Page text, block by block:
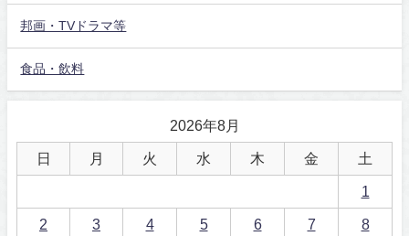
邦画・TVドラマ等
食品・飲料
2026年8月
日 月 火 水 木 金 土
1
2 3 4 5 6 7 8